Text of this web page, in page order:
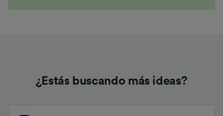
¿Estás buscando más ideas?